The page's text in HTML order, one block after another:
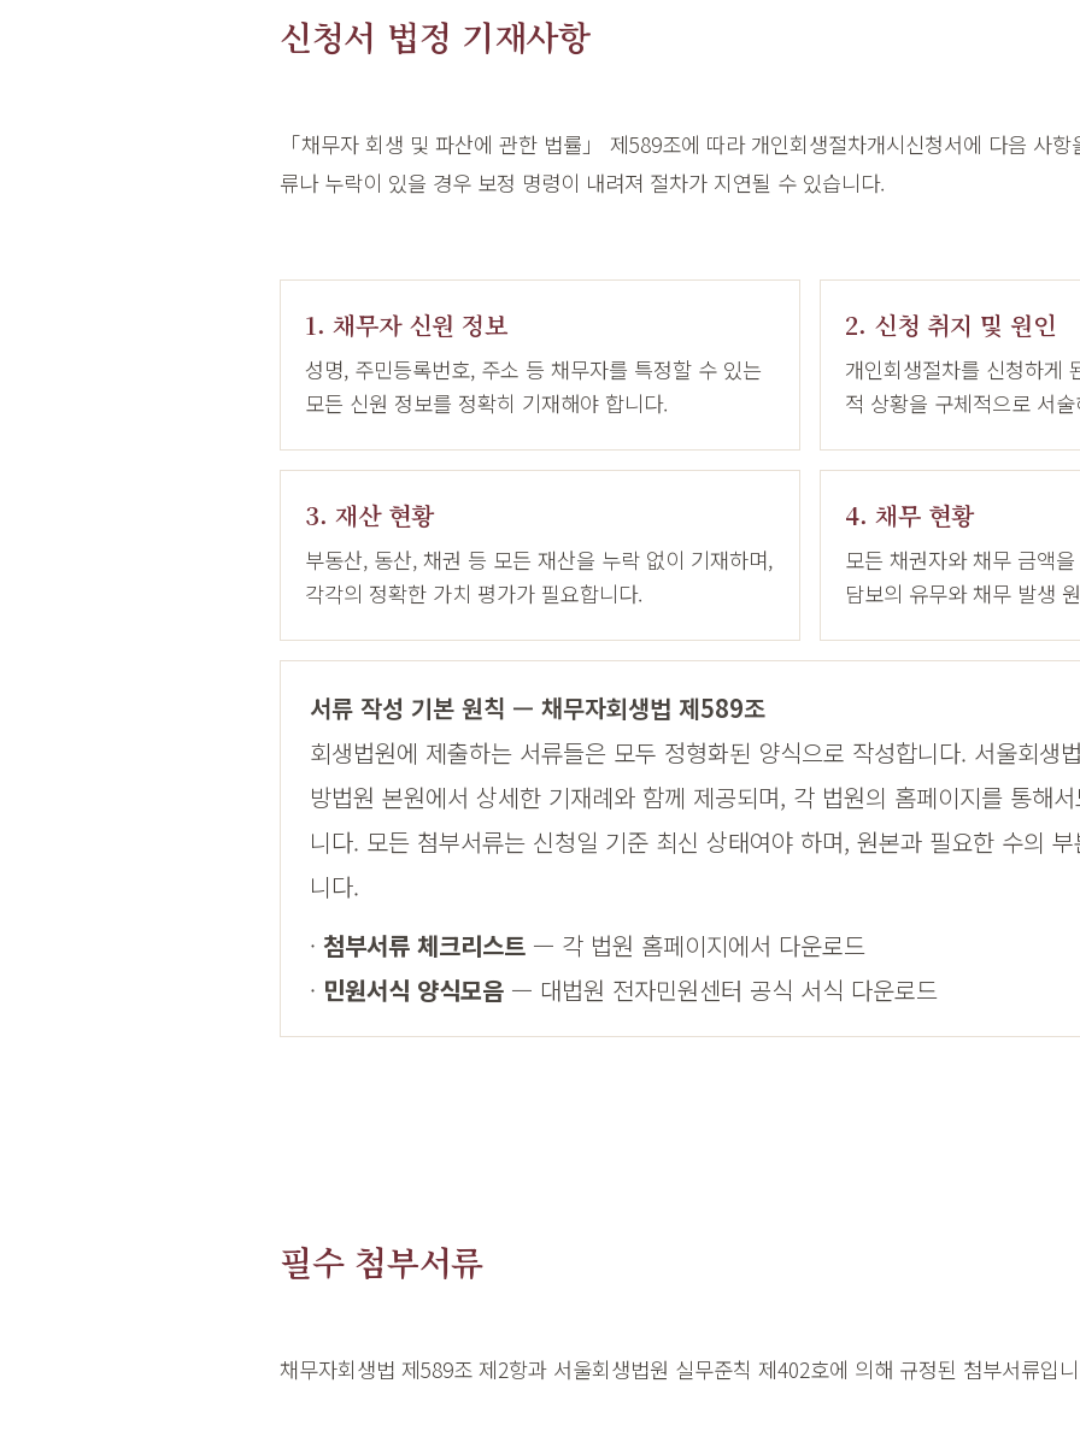
신청서 법정 기재사항
「채무자 회생 및 파산에 관한 법률」 제589조에 따라 개인회생절차개시신청서에 다음 사
류나 누락이 있을 경우 보정 명령이 내려져 절차가 지연될 수 있습니다.
1. 채무자 신원 정보
성명, 주민등록번호, 주소 등 채무자를 특정할 수 있는
모든 신원 정보를 정확히 기재해야 합니다.
2. 신청 취지 및 원인
개인회생절차를 신청하게
적 상황을 구체적으로 서
3. 재산 현황
부동산, 동산, 채권 등 모든 재산을 누락 없이 기재하며,
각각의 정확한 가치 평가가 필요합니다.
4. 채무 현황
모든 채권자와 채무 금액
담보의 유무와 채무 발생
서류 작성 기본 원칙 — 채무자회생법 제589조
회생법원에 제출하는 서류들은 모두 정형화된 양식으로 작성합니다. 서울회생
방법원 본원에서 상세한 기재례와 함께 제공되며, 각 법원의 홈페이지를 통해
니다. 모든 첨부서류는 신청일 기준 최신 상태여야 하며, 원본과 필요한 수의
니다.
· 첨부서류 체크리스트 — 각 법원 홈페이지에서 다운로드
· 민원서식 양식모음 — 대법원 전자민원센터 공식 서식 다운로드
필수 첨부서류
채무자회생법 제589조 제2항과 서울회생법원 실무준칙 제402호에 의해 규정된 첨부서류입